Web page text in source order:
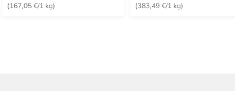
(167,05 €/1 kg) (383,49 €/1 kg)